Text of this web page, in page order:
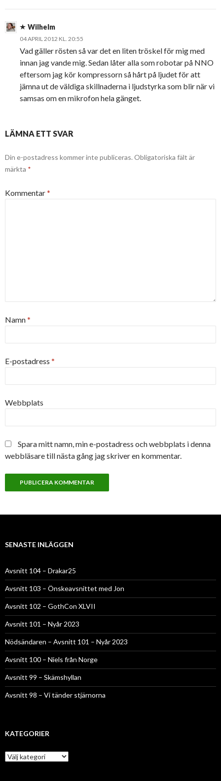
Wilhelm
04 APRIL 2012 KL. 20:55
Vad gäller rösten så var det en liten tröskel för mig med
innan jag vande mig. Sedan låter alla som robotar på NNO
eftersom jag kör kompressorn så hårt på ljudet för att
jämna ut de väldiga skillnaderna i ljudstyrka som blir när vi
samsas om en mikrofon hela gänget.
LÄMNA ETT SVAR
Din e-postadress kommer inte publiceras. Obligatoriska fält är
märkta *
Kommentar*
Namn*
E-postadress *
Webbplats
Spara mitt namn, min e-postadress och webbplats i denna
webbläsare till nästa gång jag skriver en kommentar.
SENASTE INLÄGGEN
Avsnitt 104 – Drakar25
Avsnitt 103 – Önskeavsnittet med Jon
Avsnitt 102 – GothCon XLVII
Avsnitt 101 – Nyår 2023
Nödsändaren – Avsnitt 101 – Nyår 2023
Avsnitt 100 – Niels från Norge
Avsnitt 99 – Skämshyllan
Avsnitt 98 – Vi tänder stjärnorna
KATEGORIER
Kategorier